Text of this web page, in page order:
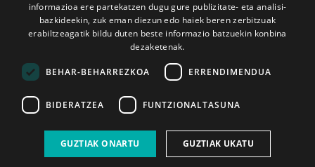
2026ko eka. 1a 2026ko mar. 1a
informazioa ere partekatzen dugu gure publizitate- eta analisi-
bazkideekin, zuk eman diezun edo haiek beren zerbitzuak
erabiltzeagatik bildu duten beste informazio batzuekin konbina
dezaketenak.
BEHAR-BEHARREZKOA ERRENDIMENDUA
BIDERATZEA FUNTZIONALTASUNA
GUZTIAK ONARTU GUZTIAK UKATU